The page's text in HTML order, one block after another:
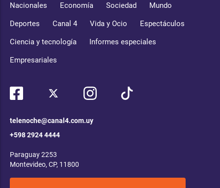
Nacionales Economía Sociedad Mundo
Deportes Canal 4 Vida y Ocio Espectáculos
Ciencia y tecnología Informes especiales
Empresariales
telenoche@canal4.com.uy
+598 2924 4444
Paraguay 2253
Montevideo, CP, 11800